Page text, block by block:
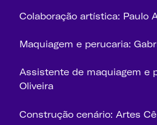
Colaboração artística: Paulo
Maquiagem e perucaria:
Assistente de maquiagem e
Oliveira
Construção cenário: Artes